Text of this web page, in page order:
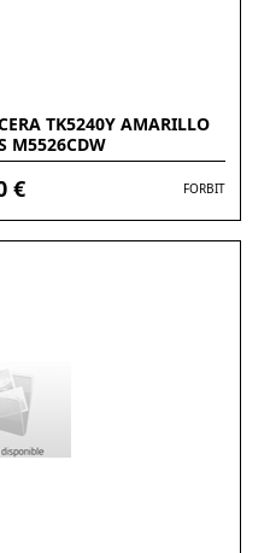
TK5240Y AMARILLO
M5526CDW
€ FORBIT